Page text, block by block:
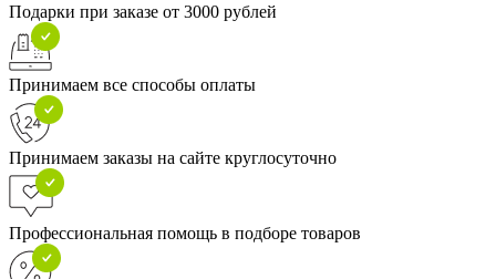
Подарки при заказе от 3000 рублей
Принимаем все способы оплаты
Принимаем заказы на сайте круглосуточно
Профессиональная помощь в подборе товаров